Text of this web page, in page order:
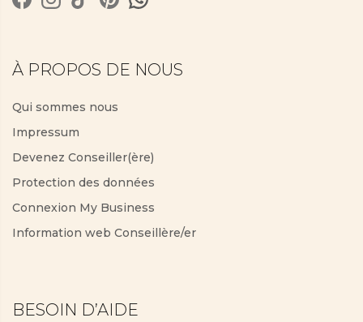
À PROPOS DE NOUS
Qui sommes nous
Impressum
Devenez Conseiller(ère)
Protection des données
Connexion My Business
Information web Conseillère/er
BESOIN D’AIDE